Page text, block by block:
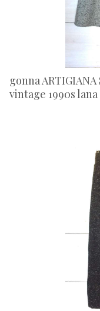
gonna ARTIGIANA
vintage 1990s lana